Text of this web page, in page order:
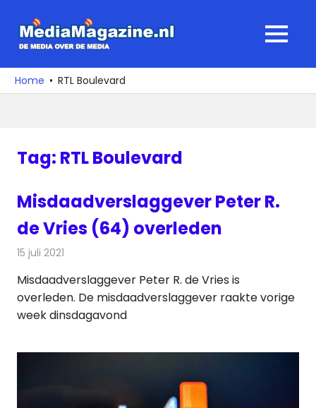
naar
media
over
MENU
Home RTL Boulevard
Tag: RTL Boulevard
Misdaadverslaggever Peter R.
de Vries (64) overleden
15 juli 2021
Misdaadverslaggever Peter R. de Vries is
overleden. De misdaadverslaggever raakte vorige
week dinsdagavond